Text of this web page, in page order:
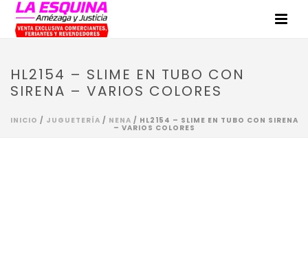
HL2154 – SLIME EN TUBO CON
SIRENA – VARIOS COLORES
INICIO / JUGUETERÍA / NENA / HL2154 – SLIME EN TUBO CON SIRENA
– VARIOS COLORES